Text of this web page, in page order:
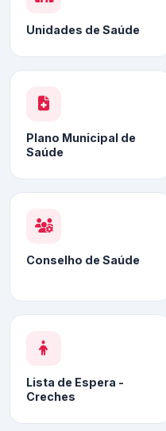
Unidades de Saúde
Plano Municipal de
Saúde
Conselho de Saúde
Lista de Espera -
Creches